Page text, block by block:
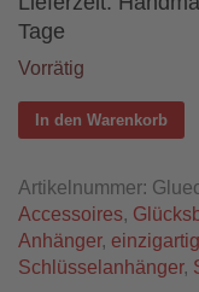
Tage
Vorrätig
In den Warenkorb
Artikelnummer:
Accessoires,
Anhänger, einzigartig
Schlüsselanhänger,